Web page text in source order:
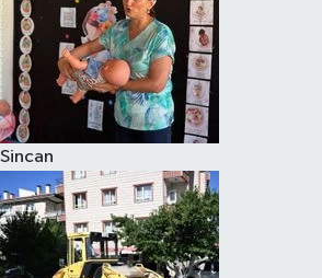
Sincan